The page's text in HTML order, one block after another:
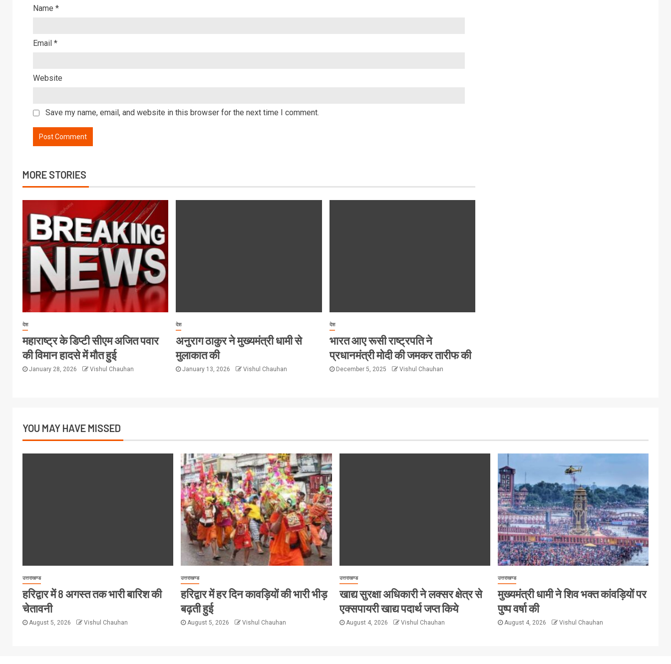
Name *
Email *
Website
Save my name, email, and website in this browser for the next time I comment.
MORE STORIES
देश
महाराष्ट्र के डिप्टी सीएम अजित पवार
की विमान हादसे में मौत हुई
January 28, 2026 Vishul Chauhan
देश
अनुराग ठाकुर ने मुख्यमंत्री धामी से
मुलाकात की
January 13, 2026 Vishul Chauhan
देश
भारत आए रूसी राष्ट्रपति ने
प्रधानमंत्री मोदी की जमकर तारीफ की
December 5, 2025 Vishul Chauhan
YOU MAY HAVE MISSED
उत्तराखण्ड
हरिद्वार में 8 अगस्त तक भारी बारिश की
चेतावनी
August 5, 2026 Vishul Chauhan
उत्तराखण्ड
हरिद्वार में हर दिन कावड़ियों की भारी भीड़
बढ़ती हुई
August 5, 2026 Vishul Chauhan
उत्तराखण्ड
खाद्य सुरक्षा अधिकारी ने लक्सर क्षेत्र से
एक्सपायरी खाद्य पदार्थ जप्त किये
August 4, 2026 Vishul Chauhan
उत्तराखण्ड
मुख्यमंत्री धामी ने शिव भक्त कांवड़ियों पर
पुष्प वर्षा की
August 4, 2026 Vishul Chauhan